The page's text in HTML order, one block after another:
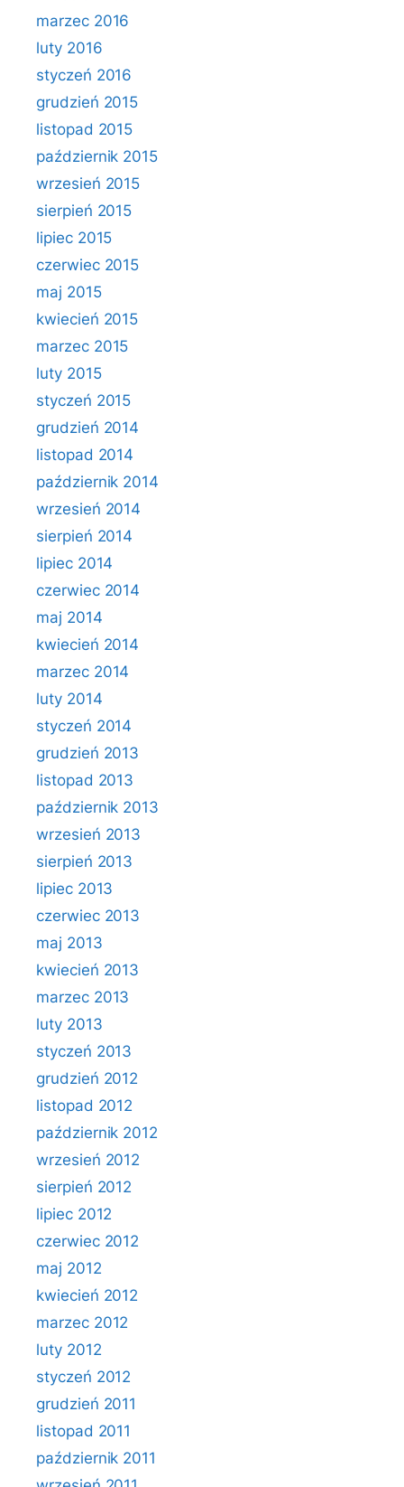
marzec 2016
luty 2016
styczeń 2016
grudzień 2015
listopad 2015
październik 2015
wrzesień 2015
sierpień 2015
lipiec 2015
czerwiec 2015
maj 2015
kwiecień 2015
marzec 2015
luty 2015
styczeń 2015
grudzień 2014
listopad 2014
październik 2014
wrzesień 2014
sierpień 2014
lipiec 2014
czerwiec 2014
maj 2014
kwiecień 2014
marzec 2014
luty 2014
styczeń 2014
grudzień 2013
listopad 2013
październik 2013
wrzesień 2013
sierpień 2013
lipiec 2013
czerwiec 2013
maj 2013
kwiecień 2013
marzec 2013
luty 2013
styczeń 2013
grudzień 2012
listopad 2012
październik 2012
wrzesień 2012
sierpień 2012
lipiec 2012
czerwiec 2012
maj 2012
kwiecień 2012
marzec 2012
luty 2012
styczeń 2012
grudzień 2011
listopad 2011
październik 2011